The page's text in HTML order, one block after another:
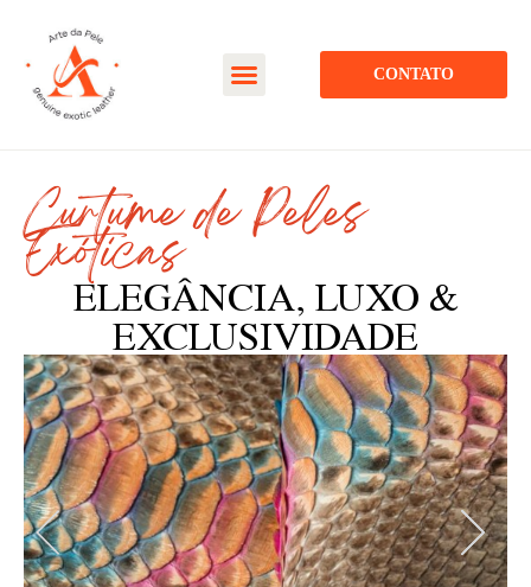
CONTATO
Curtume de Peles
Exóticas
ELEGÂNCIA, LUXO &
EXCLUSIVIDADE